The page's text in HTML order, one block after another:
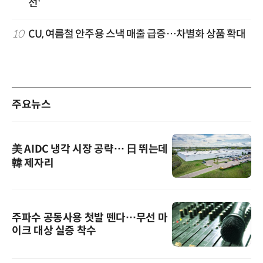
선'
10 CU, 여름철 안주용 스낵 매출 급증…차별화 상품 확대
주요뉴스
美 AIDC 냉각 시장 공략… 日 뛰는데
韓 제자리
주파수 공동사용 첫발 뗀다…무선 마
이크 대상 실증 착수